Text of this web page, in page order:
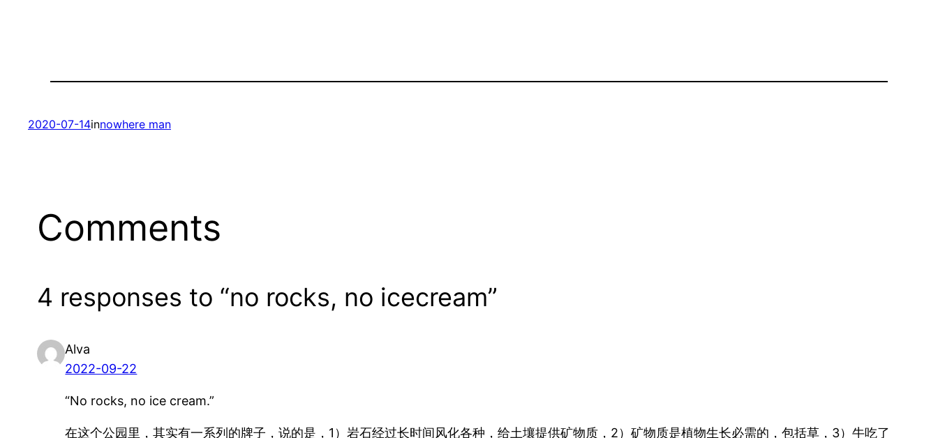
2020-07-14innowhere man
Comments
4 responses to “no rocks, no icecream”
Alva
2022-09-22
“No rocks, no ice cream.”
在这个公园里，其实有一系列的牌子，说的是，1）岩石经过长时间风化各种，给土壤提供矿物质，2）矿物质是植物生长必需的，包括草，3）牛吃了